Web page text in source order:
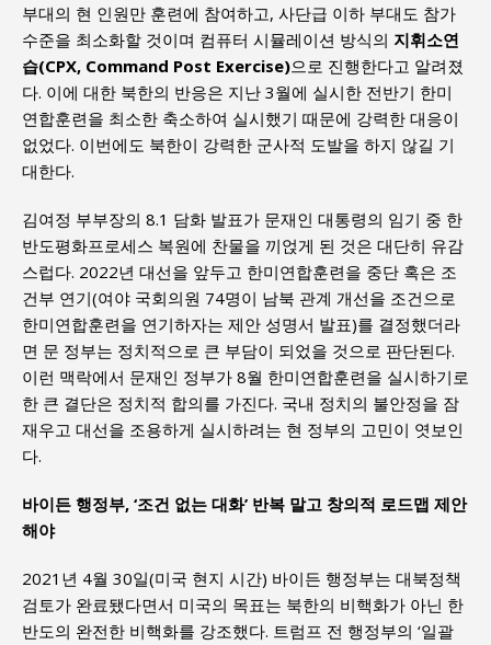
부대의 현 인원만 훈련에 참여하고, 사단급 이하 부대도 참가
수준을 최소화할 것이며 컴퓨터 시뮬레이션 방식의 지휘소연
습(CPX, Command Post Exercise)으로 진행한다고 알려졌
다. 이에 대한 북한의 반응은 지난 3월에 실시한 전반기 한미
연합훈련을 최소한 축소하여 실시했기 때문에 강력한 대응이
없었다. 이번에도 북한이 강력한 군사적 도발을 하지 않길 기
대한다.
김여정 부부장의 8.1 담화 발표가 문재인 대통령의 임기 중 한
반도평화프로세스 복원에 찬물을 끼얹게 된 것은 대단히 유감
스럽다. 2022년 대선을 앞두고 한미연합훈련을 중단 혹은 조
건부 연기(여야 국회의원 74명이 남북 관계 개선을 조건으로
한미연합훈련을 연기하자는 제안 성명서 발표)를 결정했더라
면 문 정부는 정치적으로 큰 부담이 되었을 것으로 판단된다.
이런 맥락에서 문재인 정부가 8월 한미연합훈련을 실시하기로
한 큰 결단은 정치적 합의를 가진다. 국내 정치의 불안정을 잠
재우고 대선을 조용하게 실시하려는 현 정부의 고민이 엿보인
다.
바이든 행정부, ‘조건 없는 대화’ 반복 말고 창의적 로드맵 제안
해야
2021년 4월 30일(미국 현지 시간) 바이든 행정부는 대북정책
검토가 완료됐다면서 미국의 목표는 북한의 비핵화가 아닌 한
반도의 완전한 비핵화를 강조했다. 트럼프 전 행정부의 ‘일괄